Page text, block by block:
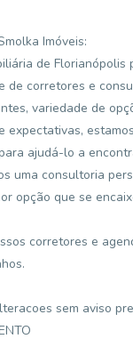
Imóveis:
de Florianópolis
de corretores e
variedade de
expectativas,
ajudá-lo a
uma consultoria
opção que se
corretores e
sem aviso